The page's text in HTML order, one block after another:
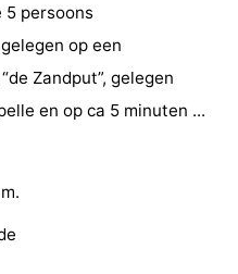
5 persoons
op een
Zandput”, gelegen
en op ca 5 minuten ...